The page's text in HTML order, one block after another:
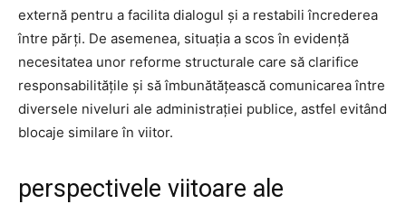
externă pentru a facilita dialogul și a restabili încrederea
între părți. De asemenea, situația a scos în evidență
necesitatea unor reforme structurale care să clarifice
responsabilitățile și să îmbunătățească comunicarea între
diversele niveluri ale administrației publice, astfel evitând
blocaje similare în viitor.
perspectivele viitoare ale